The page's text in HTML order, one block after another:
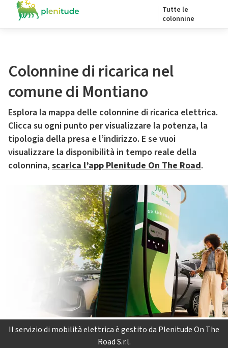
Tutte le
colonnine
Colonnine di ricarica nel
comune di Montiano
Esplora la mappa delle colonnine di ricarica elettrica.
Clicca su ogni punto per visualizzare la potenza, la
tipologia della presa e l’indirizzo. E se vuoi
visualizzare la disponibilità in tempo reale della
colonnina, scarica l’app Plenitude On The Road.
Il servizio di mobilità elettrica è gestito da Plenitude On The
Road S.r.l.